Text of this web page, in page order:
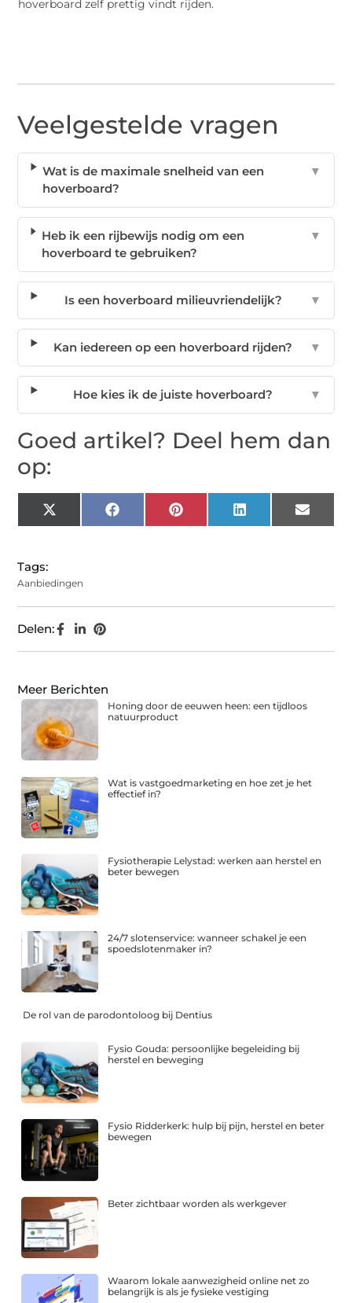
hoverboard zelf prettig vindt rijden.
Veelgestelde vragen
Wat is de maximale snelheid van een
hoverboard?
▼
Heb ik een rijbewijs nodig om een
hoverboard te gebruiken?
▼
Is een hoverboard milieuvriendelijk? ▼
Kan iedereen op een hoverboard rijden? ▼
Hoe kies ik de juiste hoverboard? ▼
Goed artikel? Deel hem dan
op:
X
(Twitter)
Facebook Pinterest LinkedIn Email
Tags:
Aanbiedingen
Delen:
Meer Berichten
Honing door de eeuwen heen: een tijdloos
natuurproduct
Wat is vastgoedmarketing en hoe zet je het
effectief in?
Fysiotherapie Lelystad: werken aan herstel en
beter bewegen
24/7 slotenservice: wanneer schakel je een
spoedslotenmaker in?
De rol van de parodontoloog bij Dentius
Fysio Gouda: persoonlijke begeleiding bij
herstel en beweging
Fysio Ridderkerk: hulp bij pijn, herstel en beter
bewegen
Beter zichtbaar worden als werkgever
Waarom lokale aanwezigheid online net zo
belangrijk is als je fysieke vestiging